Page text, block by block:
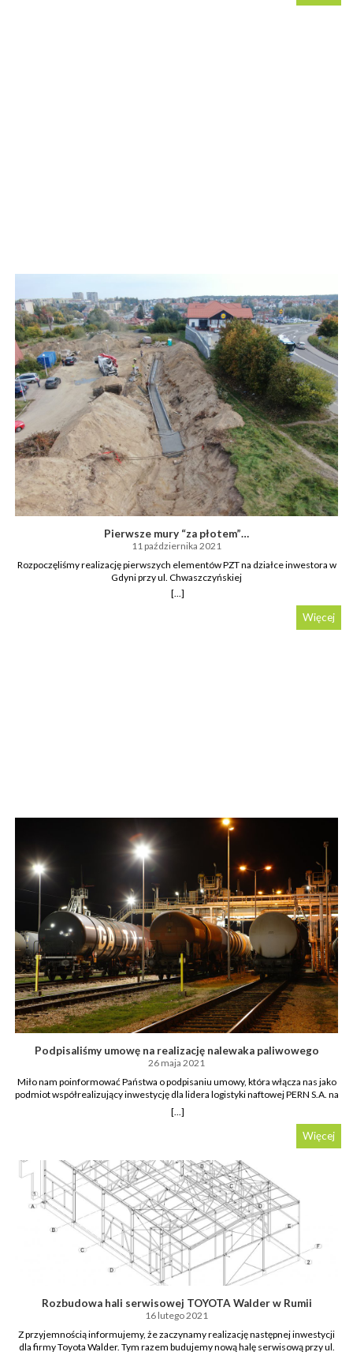
Pierwsze mury “za płotem”…
11 października 2021
Rozpoczęliśmy realizację pierwszych elementów PZT na działce inwestora w
Gdyni przy ul. Chwaszczyńskiej
[...]
Więcej
Podpisaliśmy umowę na realizację nalewaka paliwowego
26 maja 2021
Miło nam poinformować Państwa o podpisaniu umowy, która włącza nas jako
podmiot współrealizujący inwestycję dla lidera logistyki naftowej PERN S.A. na
terenie 21Bazy Paliw w Dębogórzu. Do głównych zadań naszej firmy będą
należeć :– prefabrykacja oraz budowa nalewaka ramowego– prefabrykacja oraz
montaż zadaszenia i osłon przeciwsłonecznych nad stanowiskami nadlewu
odgórnego– dostawa oraz montaż zaplecza sterowni– prefabrykacja oraz
montaż elementów nalewaka Nasze prace są elementami strategicznymi dla
całego kontraktu, dlatego pragniemy podziękować za zaufanie oraz życzyć
sobie powodzenia 🙂 Więcej informacji na ten temat możecie Państwo
przeczytać w artykule na stronie PERN
S.A.http://biuroprasowe.pern.pl/121264-pern-tworzymy-paliwowy-h…
[...]
Więcej
Rozbudowa hali serwisowej TOYOTA Walder w Rumii
16 lutego 2021
Z przyjemnością informujemy, że zaczynamy realizację następnej inwestycji
dla firmy Toyota Walder. Tym razem budujemy nową halę serwisową przy ul.